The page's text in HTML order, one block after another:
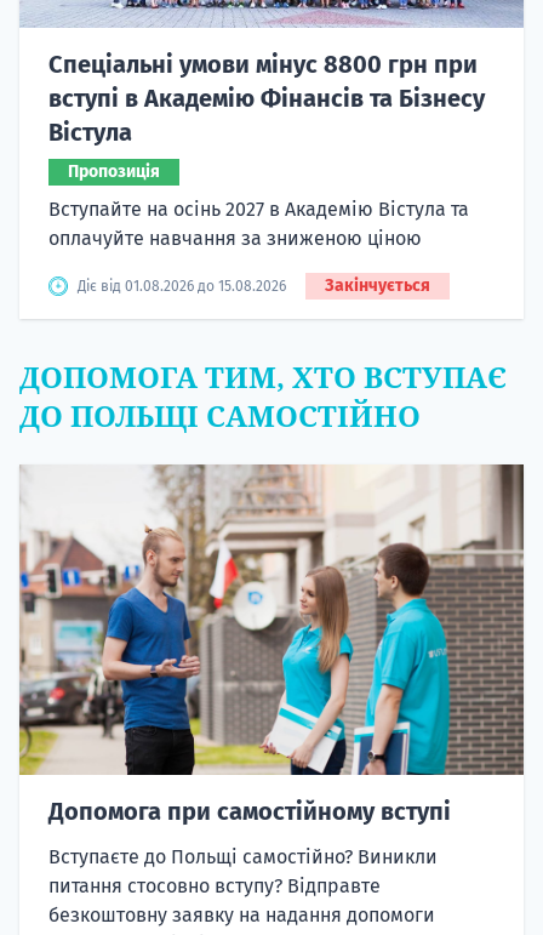
Спеціальні умови мінус 8800 грн при
вступі в Академію Фінансів та Бізнесу
Вістула
Пропозиція
Вступайте на осінь 2027 в Академію Вістула та
оплачуйте навчання за зниженою ціною
Діє від 01.08.2026 до 15.08.2026 Закінчується
ДОПОМОГА ТИМ, ХТО ВСТУПАЄ
ДО ПОЛЬЩІ САМОСТІЙНО
Допомога при самостійному вступі
Вступаєте до Польщі самостійно? Виникли
питання стосовно вступу? Відправте
безкоштовну заявку на надання допомоги